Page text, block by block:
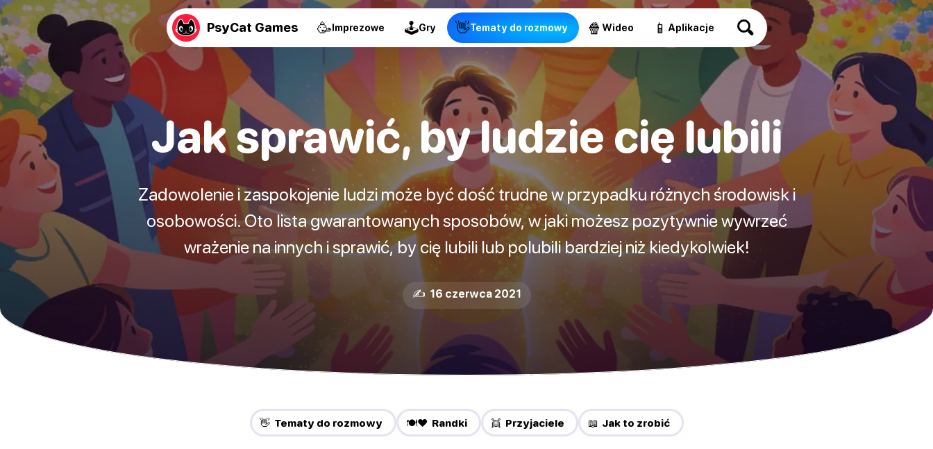
PsyCat Games 🥳Imprezowe 🕹Gry 👋Tematy do rozmowy 🍿 Wideo 📱 Aplikacje
Jak sprawić, by ludzie cię lubili
Zadowolenie i zaspokojenie ludzi może być dość trudne w przypadku różnych środowisk i
osobowości. Oto lista gwarantowanych sposobów, w jaki możesz pozytywnie wywrzeć
wrażenie na innych i sprawić, by cię lubili lub polubili bardziej niż kiedykolwiek!
✍️ 16 czerwca 2021
👋 Tematy do rozmowy 🍽️❤️ Randki 👯 Przyjaciele 📖 Jak to zrobić